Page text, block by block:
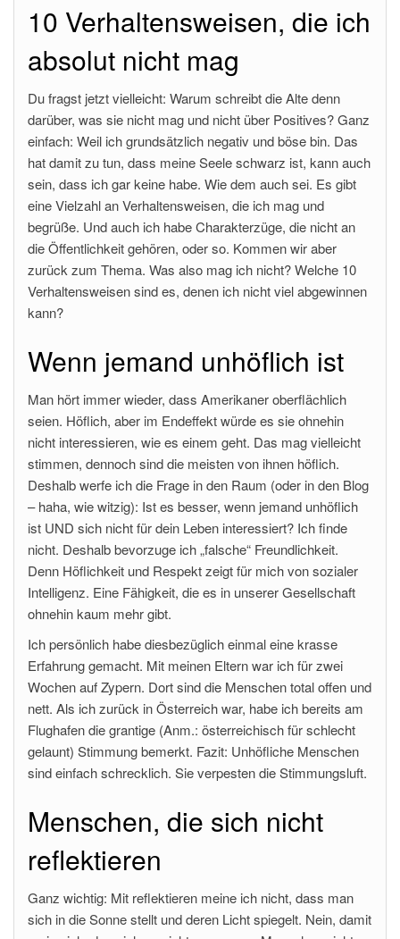
10 Verhaltensweisen, die ich
absolut nicht mag
Du fragst jetzt vielleicht: Warum schreibt die Alte denn
darüber, was sie nicht mag und nicht über Positives? Ganz
einfach: Weil ich grundsätzlich negativ und böse bin. Das
hat damit zu tun, dass meine Seele schwarz ist, kann auch
sein, dass ich gar keine habe. Wie dem auch sei. Es gibt
eine Vielzahl an Verhaltensweisen, die ich mag und
begrüße. Und auch ich habe Charakterzüge, die nicht an
die Öffentlichkeit gehören, oder so. Kommen wir aber
zurück zum Thema. Was also mag ich nicht? Welche 10
Verhaltensweisen sind es, denen ich nicht viel abgewinnen
kann?
Wenn jemand unhöflich ist
Man hört immer wieder, dass Amerikaner oberflächlich
seien. Höflich, aber im Endeffekt würde es sie ohnehin
nicht interessieren, wie es einem geht. Das mag vielleicht
stimmen, dennoch sind die meisten von ihnen höflich.
Deshalb werfe ich die Frage in den Raum (oder in den Blog
– haha, wie witzig): Ist es besser, wenn jemand unhöflich
ist UND sich nicht für dein Leben interessiert? Ich finde
nicht. Deshalb bevorzuge ich „falsche“ Freundlichkeit.
Denn Höflichkeit und Respekt zeigt für mich von sozialer
Intelligenz. Eine Fähigkeit, die es in unserer Gesellschaft
ohnehin kaum mehr gibt.
Ich persönlich habe diesbezüglich einmal eine krasse
Erfahrung gemacht. Mit meinen Eltern war ich für zwei
Wochen auf Zypern. Dort sind die Menschen total offen und
nett. Als ich zurück in Österreich war, habe ich bereits am
Flughafen die grantige (Anm.: österreichisch für schlecht
gelaunt) Stimmung bemerkt. Fazit: Unhöfliche Menschen
sind einfach schrecklich. Sie verpesten die Stimmungsluft.
Menschen, die sich nicht
reflektieren
Ganz wichtig: Mit reflektieren meine ich nicht, dass man
sich in die Sonne stellt und deren Licht spiegelt. Nein, damit